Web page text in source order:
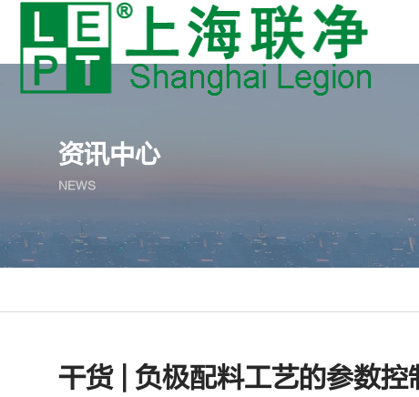
资讯中心
NEWS
干货 | 负极配料工艺的参数控